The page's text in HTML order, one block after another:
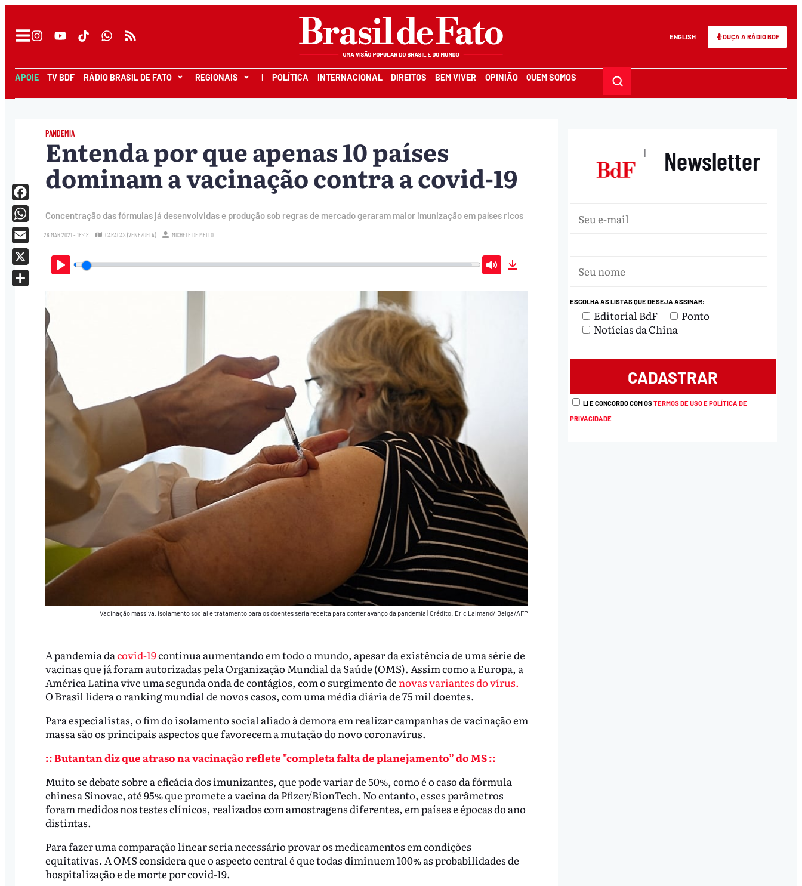
ENGLISH OUÇA A RÁDIO BDF
APOIE TV BDF RÁDIO BRASIL DE FATO REGIONAIS I POLÍTICA INTERNACIONAL DIREITOS BEM VIVER OPINIÃO QUEM SOMOS
PANDEMIA
Entenda por que apenas 10 países
dominam a vacinação contra a covid-19
Concentração das fórmulas já desenvolvidas e produção sob regras de mercado geraram maior imunização em países ricos
26.MAR.2021 - 18:48 CARACAS (VENEZUELA) MICHELE DE MELLO
Play Mute
Vacinação massiva, isolamento social e tratamento para os doentes seria receita para conter avanço da pandemia |Crédito: Eric Lalmand/ Belga/AFP
A pandemia dacovid-19continua aumentando em todo o mundo, apesar da existência de uma série de
vacinas que já foram autorizadas pela Organização Mundial da Saúde (OMS). Assim como a Europa, a
América Latina vive uma segunda onda de contágios, com o surgimento de novas variantes do vírus.
O Brasil lidera o ranking mundial de novos casos, com uma média diária de 75 mil doentes.
Para especialistas, o fim do isolamento social aliado à demora em realizar campanhas de vacinação em
massa são os principais aspectos que favorecem a mutação do novo coronavírus.
:: Butantan diz que atraso na vacinação reflete "completa falta de planejamento” do MS ::
Muito se debate sobre a eficácia dos imunizantes, que pode variar de 50%, como é o caso da fórmula
chinesa Sinovac, até 95% que promete a vacina da Pfizer/BionTech. No entanto, esses parâmetros
foram medidos nos testes clínicos, realizados com amostragens diferentes, em países e épocas do ano
distintas.
Para fazer uma comparação linear seria necessário provar os medicamentos em condições
equitativas. A OMS considera que o aspecto central é que todas diminuem 100% as probabilidades de
hospitalização e de morte por covid-19.
Facebook
WhatsApp
Email
X
| Newsletter
ESCOLHA AS LISTAS QUE DESEJA ASSINAR:
Editorial BdF
Ponto
Notícias da China
LI E CONCORDO COM OSTERMOS DE USO E POLÍTICA DE
PRIVACIDADE